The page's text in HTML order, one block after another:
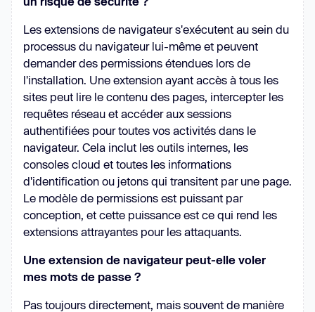
Les extensions de navigateur s'exécutent au sein du
processus du navigateur lui-même et peuvent
demander des permissions étendues lors de
l'installation. Une extension ayant accès à tous les
sites peut lire le contenu des pages, intercepter les
requêtes réseau et accéder aux sessions
authentifiées pour toutes vos activités dans le
navigateur. Cela inclut les outils internes, les
consoles cloud et toutes les informations
d'identification ou jetons qui transitent par une page.
Le modèle de permissions est puissant par
conception, et cette puissance est ce qui rend les
extensions attrayantes pour les attaquants.
Une extension de navigateur peut-elle voler
mes mots de passe ?
Pas toujours directement, mais souvent de manière